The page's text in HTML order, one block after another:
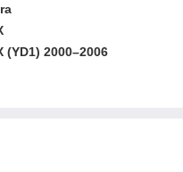
(YD1) 2000–2006